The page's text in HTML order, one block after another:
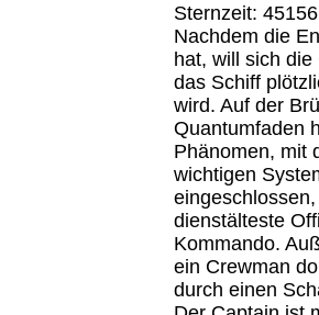
Sternzeit:
Nachdem die
hat, will sich
das Schiff
wird. Auf der
Quantumfaden
Phänomen, mit
wichtigen
dienstälteste
Kommando.
ein Crewman
durch einen